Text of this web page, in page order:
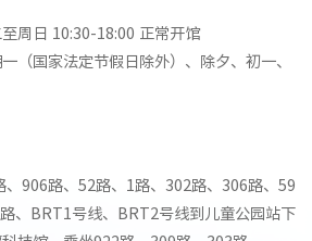
周日 10:30-18:00 正常开馆
（国家法定节假日除外）、除夕、初一、
、906路、52路、1路、302路、306路、59
、BRT1号线、BRT2号线到儿童公园站下